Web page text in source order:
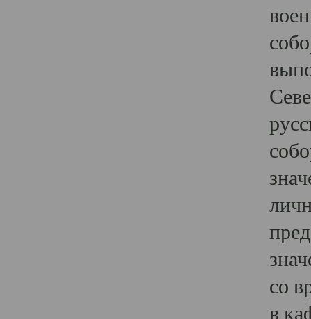
со
в